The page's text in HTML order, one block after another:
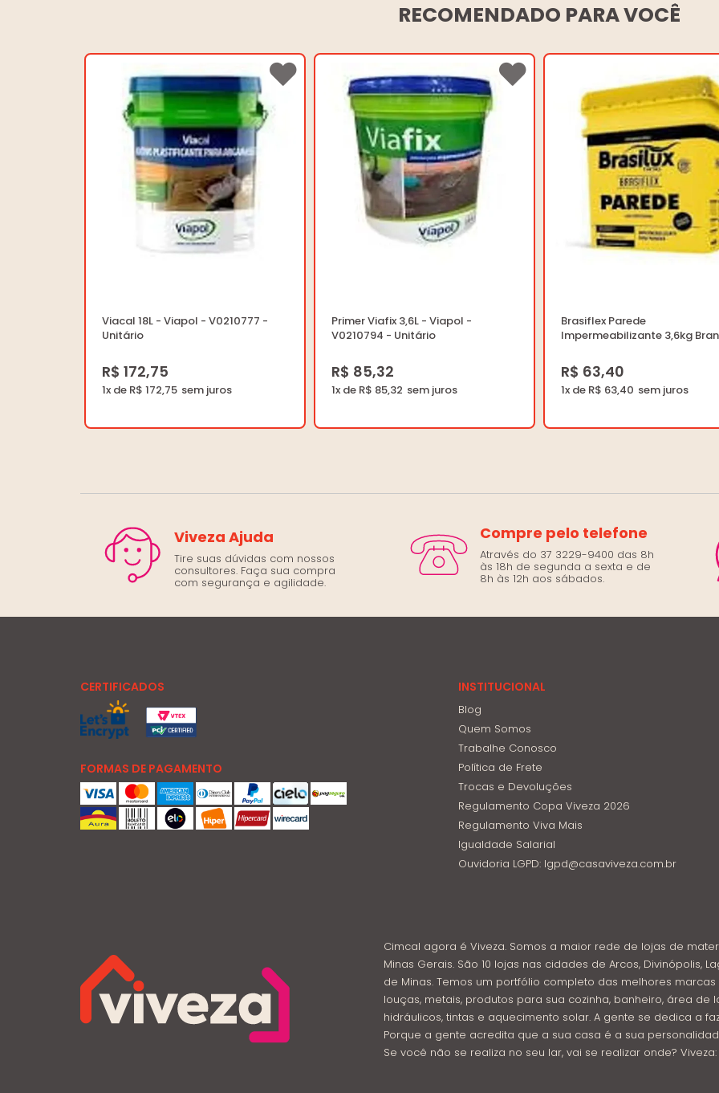
RECOMENDADO PARA VOCÊ
Viacal 18L - Viapol - V0210777 -
Unitário
R$ 172,75
1x de R$ 172,75
Primer Viafix 3,6L - Viapol -
V0210794 - Unitário
R$ 85,32
1x de R$ 85,32
Brasiflex Parede
Impermeabilizante 3,6kg
R$ 63,40
1x de R$ 63,40
Viveza Ajuda
Tire suas dúvidas com nossos
consultores. Faça sua compra
com segurança e agilidade.
Compre pelo telefone
Através do 37 3229-9400 das 8h
às 18h de segunda a sexta e de
8h às 12h aos sábados.
CERTIFICADOS
FORMAS DE PAGAMENTO
INSTITUCIONAL
Blog
Quem Somos
Trabalhe Conosco
Política de Frete
Trocas e Devoluções
Regulamento Copa Viveza 2026
Regulamento Viva Mais
Igualdade Salarial
Ouvidoria LGPD: lgpd@casaviveza.com.br
Cimcal agora é Viveza. Somos a maior rede de lojas de
Minas Gerais. São 10 lojas nas cidades de Arcos, Divinópolis,
de Minas. Temos um portfólio completo das melhores
louças, metais, produtos para sua cozinha, banheiro, área
hidráulicos, tintas e aquecimento solar. A gente se dedica a
Porque a gente acredita que a sua casa é a sua
Se você não se realiza no seu lar, vai se realizar onde?